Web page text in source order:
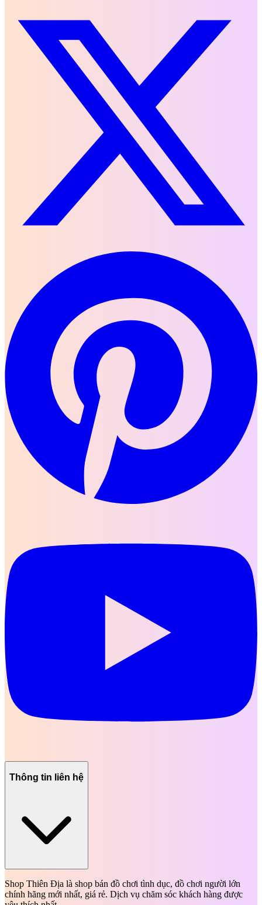
Thông tin liên hệ
Shop Thiên Địa là shop bán đồ chơi tình dục, đồ chơi người lớn
chính hãng mới nhất, giá rẻ. Dịch vụ chăm sóc khách hàng được